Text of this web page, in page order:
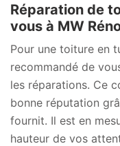
Réparation de
vous à MW
Pour une toiture en
recommandé de
les réparations. Ce
bonne réputation
fournit. Il est en
hauteur de vos